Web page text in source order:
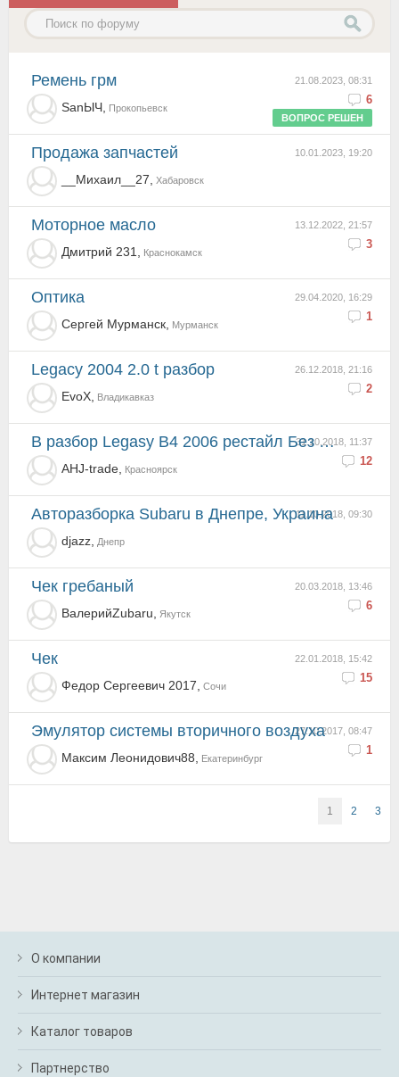
21.08.2023, 08:31
6
ремень грм
SanЫЧ,
Прокопьевск
ВОПРОС РЕШЕН
10.01.2023, 19:20
Продажа запчастей
__Михаил__27, Хабаровск
13.12.2022, 21:57
3
Моторное масло
Дмитрий 231, Краснокамск
29.04.2020, 16:29
1
оптика
Сергей Мурманск, Мурманск
26.12.2018, 21:16
2
Legacy 2004 2.0 t разбор
EvoX, Владикавказ
31.10.2018, 11:37
12
В разбор Legasy B4 2006 рестайл Без пробега по РФ 78000
AHJ-trade, Красноярск
11.10.2018, 09:30
Авторазборка Subaru в Днепре, Украина
djazz, Днепр
20.03.2018, 13:46
6
чек гребаный
ВалерийZubaru, Якутск
22.01.2018, 15:42
15
чек
Федор Сергеевич 2017, Сочи
27.10.2017, 08:47
1
Эмулятор системы вторичного воздуха
Максим Леонидович88, Екатеринбург
1 2 3
О компании
Интернет магазин
Каталог товаров
Партнерство